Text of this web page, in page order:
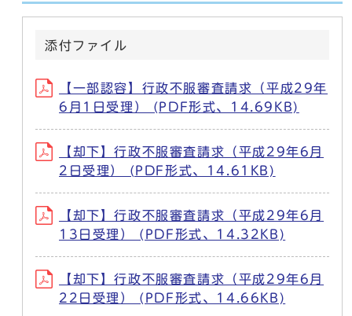
添付ファイル
【一部認容】行政不服審査請求（平成29年
6月1日受理） (PDF形式、14.69KB)
【却下】行政不服審査請求（平成29年6月
2日受理） (PDF形式、14.61KB)
【却下】行政不服審査請求（平成29年6月
13日受理） (PDF形式、14.32KB)
【却下】行政不服審査請求（平成29年6月
22日受理） (PDF形式、14.66KB)